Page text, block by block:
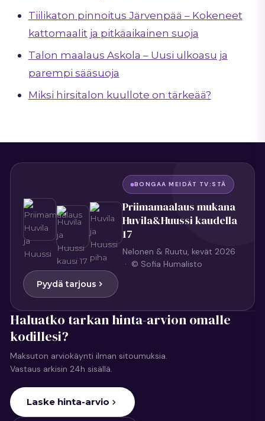
Tiilikaton pinnoitus Järvenpää – Kokeneet
kattomaalit ja pitkäaikainen suoja
Talon maalaus Askola – Uusi ulkoasu ja
parempi sääsuoja
Miksi hirsitalon kuullote on tärkeää?
BONGAA MEIDÄT TV:STÄ
Priimamaalaus mukana
Huvila&Huussi kaudella
17
Nelonen & Ruutu, kevät 2026
· © Sofia Humalisto
Pyydä tarjous
Haluatko tarkan hinta-arvion omalle
kodillesi?
Maksuton arviokäynti ilman sitoumuksia.
Vastaus arkisin 24h sisällä.
Laske hinta-arvio